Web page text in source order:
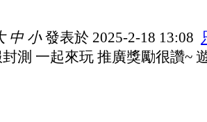
中 小發表於 2025-2-18 13:08
封測 一起來玩 推廣獎勵很讚~